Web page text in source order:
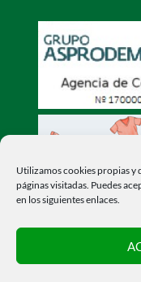
Utilizamos cookies propias y
páginas visitadas. Puedes
en los siguientes enlaces.